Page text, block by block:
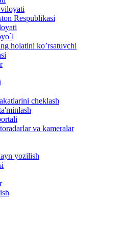
Respublikasi
holatini ko’rsatuvchi
cheklash
va kameralar
yozilish